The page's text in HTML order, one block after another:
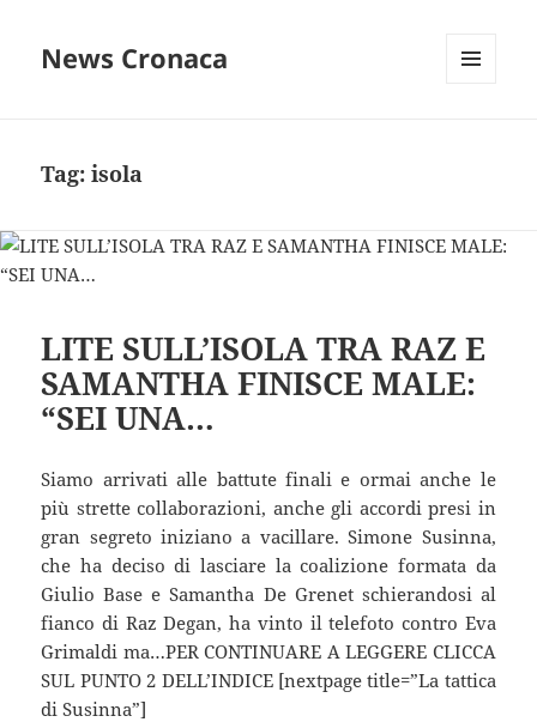
News Cronaca
Tag:isola
LITE SULL’ISOLA TRA RAZ E
SAMANTHA FINISCE MALE:
“SEI UNA…
Siamo arrivati alle battute finali e ormai anche le
più strette collaborazioni, anche gli accordi presi in
gran segreto iniziano a vacillare. Simone Susinna,
che ha deciso di lasciare la coalizione formata da
Giulio Base e Samantha De Grenet schierandosi al
fianco di Raz Degan, ha vinto il telefoto contro Eva
Grimaldi ma…PER CONTINUARE A LEGGERE CLICCA
SUL PUNTO 2 DELL’INDICE [nextpage title=”La tattica
di Susinna”]